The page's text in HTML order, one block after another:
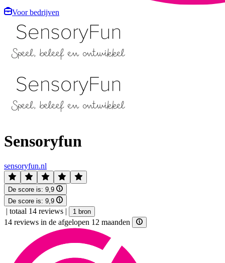
Voor bedrijven
Sensoryfun
sensoryfun.nl
De score is: 9,9
De score is: 9,9
| totaal 14 reviews | 1 bron
14 reviews in de afgelopen 12 maanden